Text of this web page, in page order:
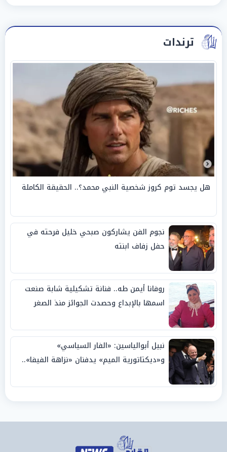
ترندات
هل يجسد توم كروز شخصية النبي محمد؟.. الحقيقة الكاملة
نجوم الفن يشاركون صبحي خليل فرحته في
حفل زفاف ابنته
روفانا أيمن طه.. فنانة تشكيلية شابة صنعت
اسمها بالإبداع وحصدت الجوائز منذ الصغر
نبيل أبوالياسين: «الفار السياسي»
و«ديكتاتورية الميم» يدفنان «نزاهة الفيفا»..